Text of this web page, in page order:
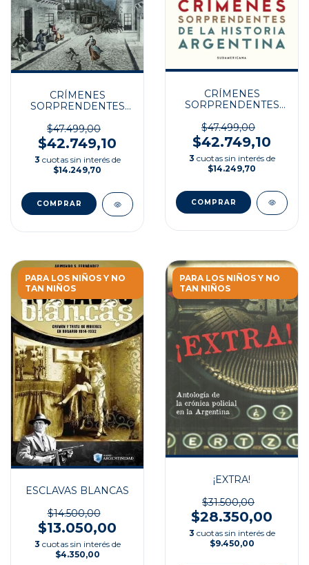
CRÍMENES
SORPRENDENTES
ARGENTINA II
$47.499,00
$42.749,10
3 cuotas sin interés de
$14.249,70
CRÍMENES
SORPRENDENTES
ARGENTINA
$47.499,00
$42.749,10
3 cuotas sin interés de
$14.249,70
PARA LOS NIÑOS Y NO
TAN NIÑOS
ESCLAVAS BLANCAS
$14.500,00
$13.050,00
3 cuotas sin interés de
$4.350,00
PARA LOS NIÑOS Y NO
TAN NIÑOS
¡EXTRA!
$31.500,00
$28.350,00
3 cuotas sin interés de
$9.450,00